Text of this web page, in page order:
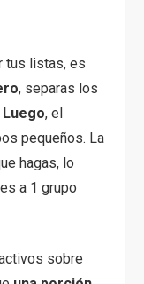
tus listas, es
, separas los
Luego, el
pequeños. La
hagas, lo
a 1 grupo
sobre